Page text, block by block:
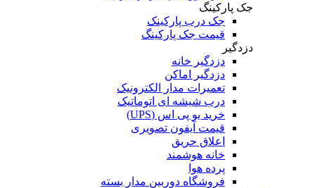
جک پارکینگ
جک درب پارکینک
قیمت جک پارکینگ
دزدگیر
دزدگیر خانه
دزدگیر اماکن
تعمیرات مدار الکترونیک
درب شیشه ای اتوماتیک
خرید یو پی اس (UPS)
قیمت آیفون تصویری
اعلاق حریق
خانه هوشمند
پرده هوا
فروشگاه دوربین مدار بسته